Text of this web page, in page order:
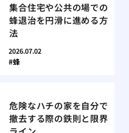
集合住宅や公共の場での
蜂退治を円滑に進める方
法
2026.07.02
蜂
危険なハチの家を自分で
撤去する際の鉄則と限界